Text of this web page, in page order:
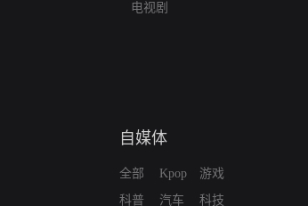
电视剧
自媒体
全部
科普
Kpop
汽车
游戏
科技